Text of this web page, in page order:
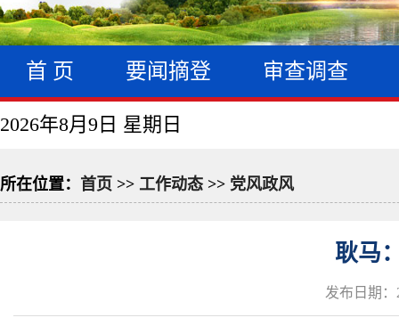
首 页 要闻摘登 审查调查
2026年8月9日 星期日
所在位置： 首页 >> 工作动态 >> 党风政风
耿马
发布日期